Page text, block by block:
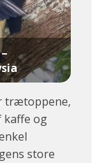
trætoppene,
kaffe og
store